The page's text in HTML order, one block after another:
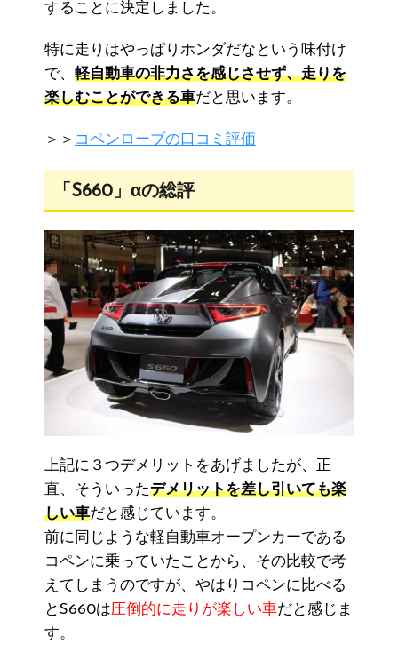
することに決定しました。
特に走りはやっぱりホンダだなという味付け
で、 軽自動車の非力さを感じさせず、走りを
楽しむことができる車だと思います。
＞＞ コペンローブの口コミ評価
「S660」αの総評
上記に３つデメリットをあげましたが、正
直、そういったデメリットを差し引いても楽
しい車だと感じています。
前に同じような軽自動車オープンカーである
コペンに乗っていたことから、その比較で考
えてしまうのですが、やはりコペンに比べる
とS660は圧倒的に走りが楽しい車だと感じま
す。